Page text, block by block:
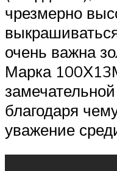
чрезмерно
очень важна
Марка
благодаря
уважение